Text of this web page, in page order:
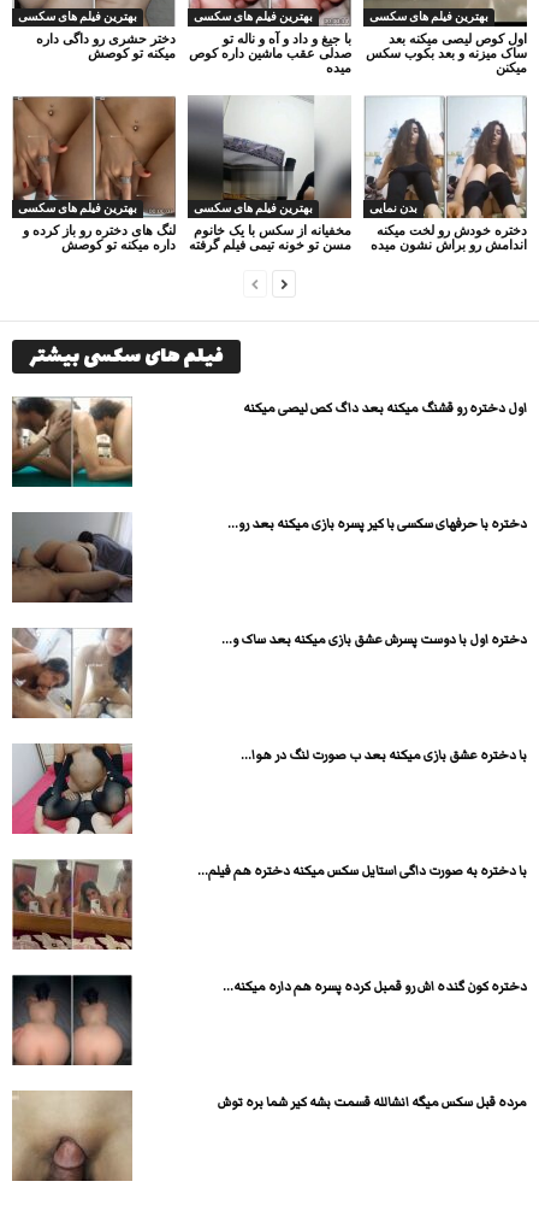
بهترین فیلم های سکسی
دختر حشری رو داگی داره
میکنه تو کوصش
بهترین فیلم های سکسی
با جیغ و داد و آه و ناله تو
صدلی عقب ماشین داره کوص
میده
بهترین فیلم های سکسی
اول کوص لیصی میکنه بعد
ساک میزنه و بعد بکوب سکس
میکنن
بهترین فیلم های سکسی
لنگ های دختره رو باز کرده و
داره میکنه تو کوصش
بهترین فیلم های سکسی
مخفیانه از سکس با یک خانوم
مسن تو خونه تیمی فیلم گرفته
بدن نمایی
دختره خودش رو لخت میکنه
اندامش رو براش نشون میده
فیلم های سکسی بیشتر
اول دختره رو قشنگ میکنه بعد داگ کص لیصی میکنه
دختره با حرفهای سکسی با کیر پسره بازی میکنه بعد رو...
دختره اول با دوست پسرش عشق بازی میکنه بعد ساک و...
با دختره عشق بازی میکنه بعد ب صورت لنگ در هوا...
با دختره به صورت داگی استایل سکس میکنه دختره هم فیلم...
دختره کون گنده اش رو قمبل کرده پسره هم داره میکنه...
مرده قبل سکس میگه انشالله قسمت بشه کیر شما بره توش